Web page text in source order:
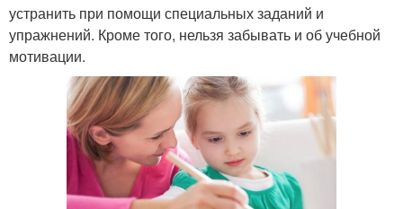
устранить при помощи специальных заданий и
упражнений. Кроме того, нельзя забывать и об учебной
мотивации.